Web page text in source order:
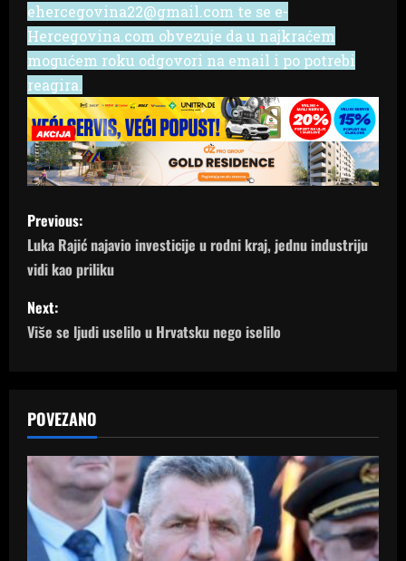
ehercegovina22@gmail.com te se e-
Hercegovina.com obvezuje da u najkraćem
mogućem roku odgovori na email i po potrebi
reagira.
P
o
s
t
a
v
i
g
Previous:
Luka Rajić najavio investicije u rodni kraj, jednu industriju
vidi kao priliku
Next:
Više se ljudi uselilo u Hrvatsku nego iselilo
POVEZANO